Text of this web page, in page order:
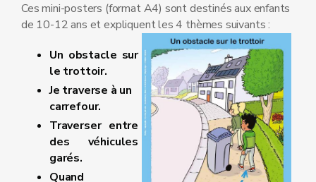
Ces mini-posters (format A4) sont destinés aux enfants
de 10-12 ans et expliquent les 4 thèmes suivants :
Un obstacle sur
le trottoir.
Je traverse à un
carrefour.
Traverser entre
des véhicules
garés.
Quand